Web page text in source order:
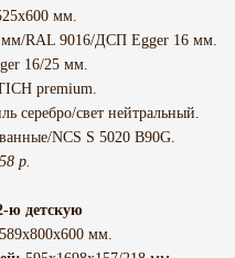
мм.
RAL 9016/ДСП Egger 16 мм.
16/25 мм.
premium.
серебро/свет нейтральный.
NCS S 5020 B90G.
р.
ю детскую
мм.